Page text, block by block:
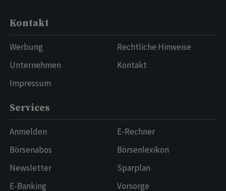
Kontakt
Werbung
Unternehmen
Impressum
Rechtliche Hinweise
Kontakt
Services
Anmelden
Börsenabos
Newsletter
E-Banking
E-Rechner
Börsenlexikon
Sparplan
Vorsorge